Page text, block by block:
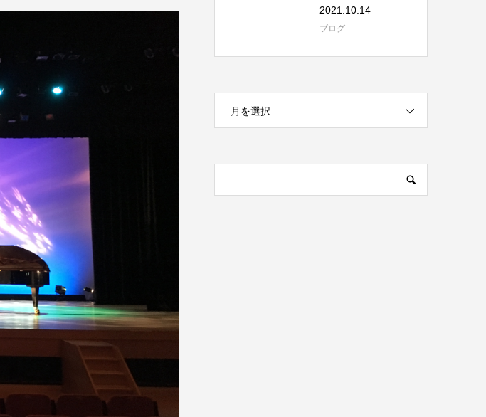
2021.10.14
ブログ
月を選択